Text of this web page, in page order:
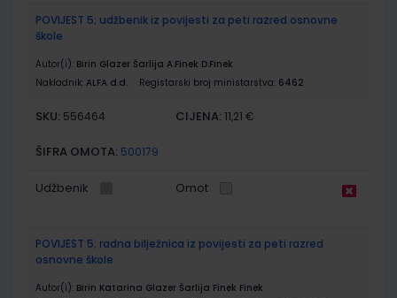
POVIJEST 5; udžbenik iz povijesti za peti razred osnovne
škole
Autor(i): Birin Glazer Šarlija A.Finek D.Finek
Nakladnik: ALFA d.d. Registarski broj ministarstva: 6462
SKU: 556464 CIJENA: 11,21 €
ŠIFRA OMOTA: 500179
Udžbenik Omot
POVIJEST 5; radna bilježnica iz povijesti za peti razred
osnovne škole
Autor(i): Birin Katarina Glazer Šarlija Finek Finek